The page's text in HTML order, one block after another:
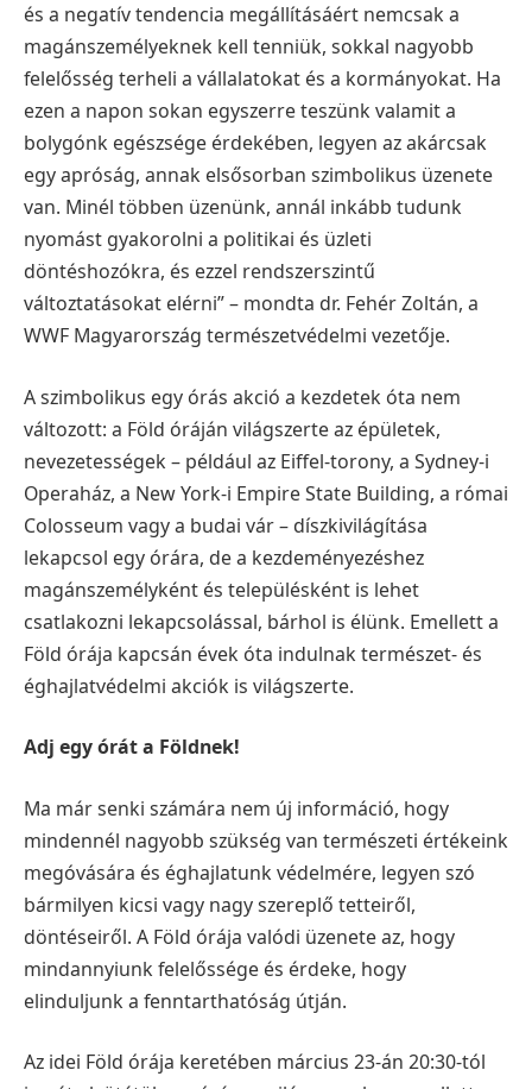
és a negatív tendencia megállításáért nemcsak a
magánszemélyeknek kell tenniük, sokkal nagyobb
felelősség terheli a vállalatokat és a kormányokat. Ha
ezen a napon sokan egyszerre teszünk valamit a
bolygónk egészsége érdekében, legyen az akárcsak
egy apróság, annak elsősorban szimbolikus üzenete
van. Minél többen üzenünk, annál inkább tudunk
nyomást gyakorolni a politikai és üzleti
döntéshozókra, és ezzel rendszerszintű
változtatásokat elérni” – mondta dr. Fehér Zoltán, a
WWF Magyarország természetvédelmi vezetője.
A szimbolikus egy órás akció a kezdetek óta nem
változott: a Föld óráján világszerte az épületek,
nevezetességek – például az Eiffel-torony, a Sydney-i
Operaház, a New York-i Empire State Building, a római
Colosseum vagy a budai vár – díszkivilágítása
lekapcsol egy órára, de a kezdeményezéshez
magánszemélyként és településként is lehet
csatlakozni lekapcsolással, bárhol is élünk. Emellett a
Föld órája kapcsán évek óta indulnak természet- és
éghajlatvédelmi akciók is világszerte.
Adj egy órát a Földnek!
Ma már senki számára nem új információ, hogy
mindennél nagyobb szükség van természeti értékeink
megóvására és éghajlatunk védelmére, legyen szó
bármilyen kicsi vagy nagy szereplő tetteiről,
döntéseiről. A Föld órája valódi üzenete az, hogy
mindannyiunk felelőssége és érdeke, hogy
elinduljunk a fenntarthatóság útján.
Az idei Föld órája keretében március 23-án 20:30-tól